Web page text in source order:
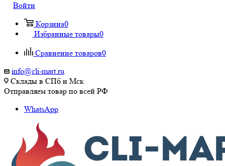
Войти
Корзина0
Избранные товары0
Сравнение товаров0
info@cli-mart.ru
Склады в СПб и Мск
Отправляем товар по всей РФ
WhatsApp